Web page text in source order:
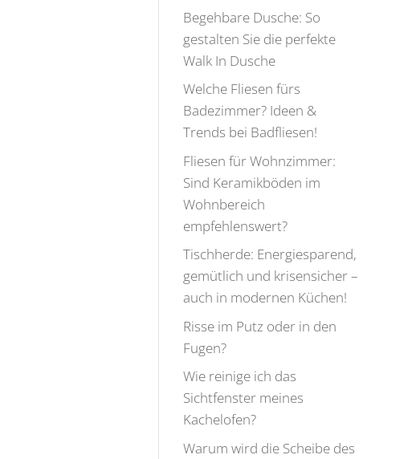
Begehbare Dusche: So
gestalten Sie die perfekte
Walk In Dusche
Welche Fliesen fürs
Badezimmer? Ideen &
Trends bei Badfliesen!
Fliesen für Wohnzimmer:
Sind Keramikböden im
Wohnbereich
empfehlenswert?
Tischherde: Energiesparend,
gemütlich und krisensicher –
auch in modernen Küchen!
Risse im Putz oder in den
Fugen?
Wie reinige ich das
Sichtfenster meines
Kachelofen?
Warum wird die Scheibe des